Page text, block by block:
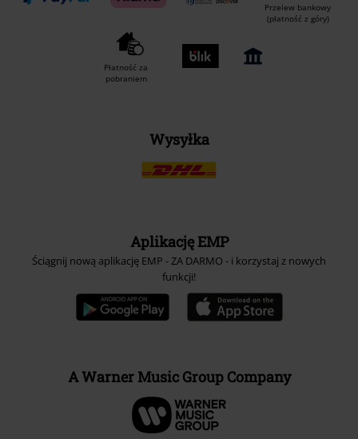
Przelew bankowy
(płatność z góry)
Płatność za
pobraniem
Wysyłka
Aplikację EMP
Ściągnij nową aplikację EMP - ZA DARMO - i korzystaj z nowych
funkcji!
A Warner Music Group Company